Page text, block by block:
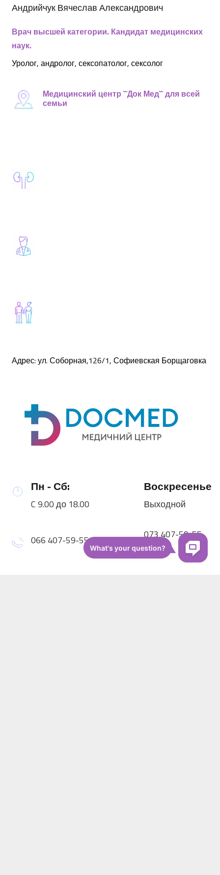
Андрийчук Вячеслав Александрович
Врач высшей категории. Кандидат медицинских
наук.
Уролог, андролог, сексопатолог, сексолог
Медицинский центр ``Док Мед`` для всей
семьи
Адрес: ул. Соборная,126/1, Софиевская Борщаговка
Пн - Сб:
C 9.00 до 18.00
Воскресенье
Выходной
066 407-59-55 073 407-59-55